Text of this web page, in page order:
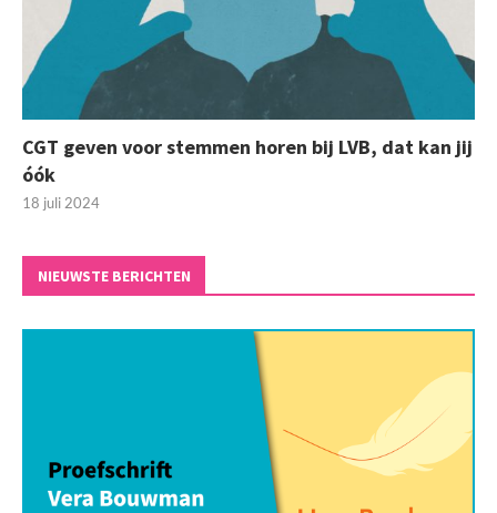
CGT geven voor stemmen horen bij LVB, dat kan jij
óók
18 juli 2024
NIEUWSTE BERICHTEN